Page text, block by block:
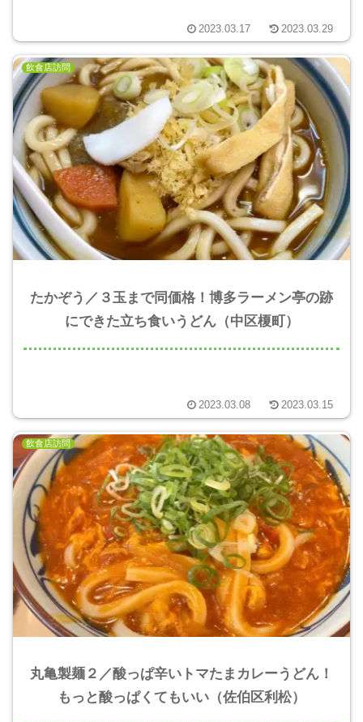
2023.03.17 2023.03.29
飲食店訪問
たかぞう／３玉まで同価格！博多ラーメン亭の跡
にできた立ち食いうどん（中区榎町）
2023.03.08 2023.03.15
飲食店訪問
丸亀製麺２／酸っぱ辛いトマたまカレーうどん！
もっと酸っぱくてもいい（佐伯区利松）